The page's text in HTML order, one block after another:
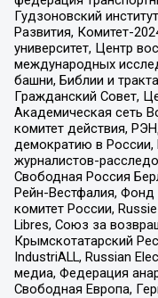
Гудзоновский
Развития, Комитет-
университет, Центр
международных
башни, Библии и
Гражданский Совет,
Академическая сеть
комитет действия,
демократию в России,
журналистов-
Свободная Россия
Рейн-Вестфалия,
комитет России,
Libres, Союз за
Крымскотатарский
IndustriALL, Russian
медиа, Федерация
Свободная Европа,